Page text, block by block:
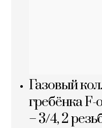
Газовый
гребёнка F-
– 3/4, 2